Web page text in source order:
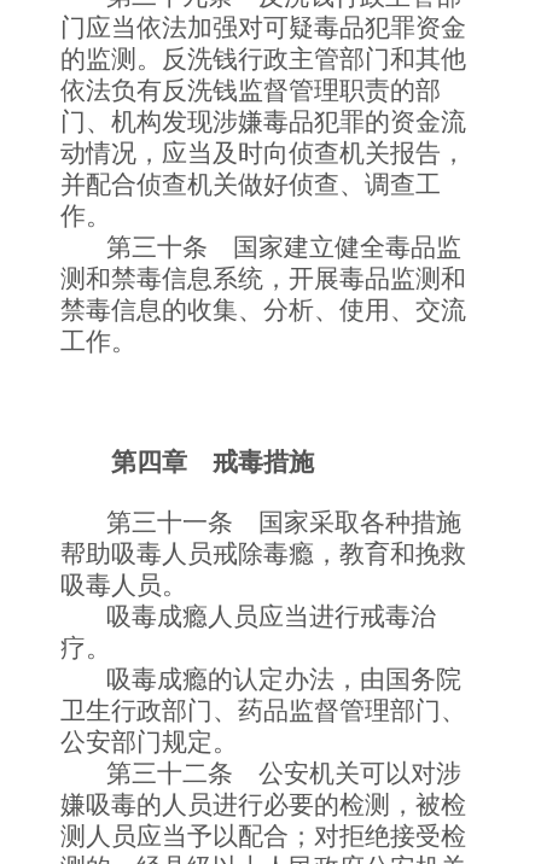
门应当依法加强对可疑毒品犯罪资金
的监测。反洗钱行政主管部门和其他
依法负有反洗钱监督管理职责的部
门、机构发现涉嫌毒品犯罪的资金流
动情况，应当及时向侦查机关报告，
并配合侦查机关做好侦查、调查工
作。
第三十条 国家建立健全毒品监
测和禁毒信息系统，开展毒品监测和
禁毒信息的收集、分析、使用、交流
工作。
第四章 戒毒措施
第三十一条 国家采取各种措施
帮助吸毒人员戒除毒瘾，教育和挽救
吸毒人员。
吸毒成瘾人员应当进行戒毒治
疗。
吸毒成瘾的认定办法，由国务院
卫生行政部门、药品监督管理部门、
公安部门规定。
第三十二条 公安机关可以对涉
嫌吸毒的人员进行必要的检测，被检
测人员应当予以配合；对拒绝接受检